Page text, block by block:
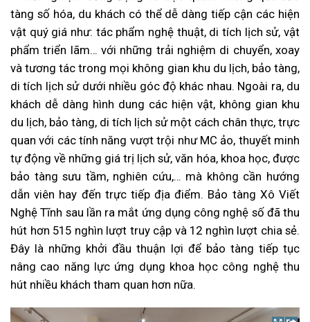
tàng số hóa, du khách có thể dễ dàng tiếp cận các hiện
vật quý giá như: tác phẩm nghệ thuật, di tích lịch sử, vật
phẩm triển lãm… với những trải nghiệm di chuyển, xoay
và tương tác trong mọi không gian khu du lịch, bảo tàng,
di tích lịch sử dưới nhiều góc độ khác nhau. Ngoài ra, du
khách dễ dàng hình dung các hiện vật, không gian khu
du lịch, bảo tàng, di tích lịch sử một cách chân thực, trực
quan với các tính năng vượt trội như MC ảo, thuyết minh
tự động về những giá trị lịch sử, văn hóa, khoa học, được
bảo tàng sưu tầm, nghiên cứu,… mà không cần hướng
dẫn viên hay đến trực tiếp địa điểm. Bảo tàng Xô Viết
Nghệ Tĩnh sau lần ra mắt ứng dụng công nghệ số đã thu
hút hơn 515 nghìn lượt truy cập và 12 nghìn lượt chia sẻ.
Đây là những khởi đầu thuận lợi để bảo tàng tiếp tục
nâng cao năng lực ứng dụng khoa học công nghệ thu
hút nhiều khách tham quan hơn nữa.